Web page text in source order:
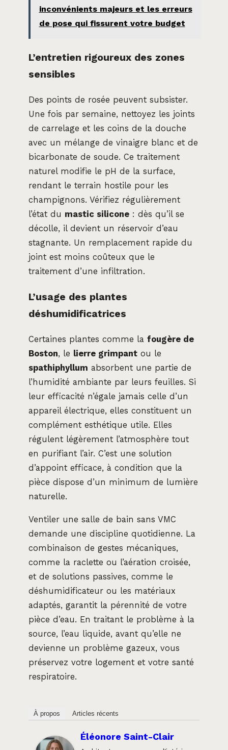
inconvénients majeurs et les erreurs
de pose qui fissurent votre budget
L’entretien rigoureux des zones
sensibles
Des points de rosée peuvent subsister.
Une fois par semaine, nettoyez les joints
de carrelage et les coins de la douche
avec un mélange de vinaigre blanc et de
bicarbonate de soude. Ce traitement
naturel modifie le pH de la surface,
rendant le terrain hostile pour les
champignons. Vérifiez régulièrement
l’état du mastic silicone : dès qu’il se
décolle, il devient un réservoir d’eau
stagnante. Un remplacement rapide du
joint est moins coûteux que le
traitement d’une infiltration.
L’usage des plantes
déshumidificatrices
Certaines plantes comme la fougère de
Boston, le lierre grimpant ou le
spathiphyllum absorbent une partie de
l’humidité ambiante par leurs feuilles. Si
leur efficacité n’égale jamais celle d’un
appareil électrique, elles constituent un
complément esthétique utile. Elles
régulent légèrement l’atmosphère tout
en purifiant l’air. C’est une solution
d’appoint efficace, à condition que la
pièce dispose d’un minimum de lumière
naturelle.
Ventiler une salle de bain sans VMC
demande une discipline quotidienne. La
combinaison de gestes mécaniques,
comme la raclette ou l’aération croisée,
et de solutions passives, comme le
déshumidificateur ou les matériaux
adaptés, garantit la pérennité de votre
pièce d’eau. En traitant le problème à la
source, l’eau liquide, avant qu’elle ne
devienne un problème gazeux, vous
préservez votre logement et votre santé
respiratoire.
À propos Articles récents
Éléonore Saint-Clair